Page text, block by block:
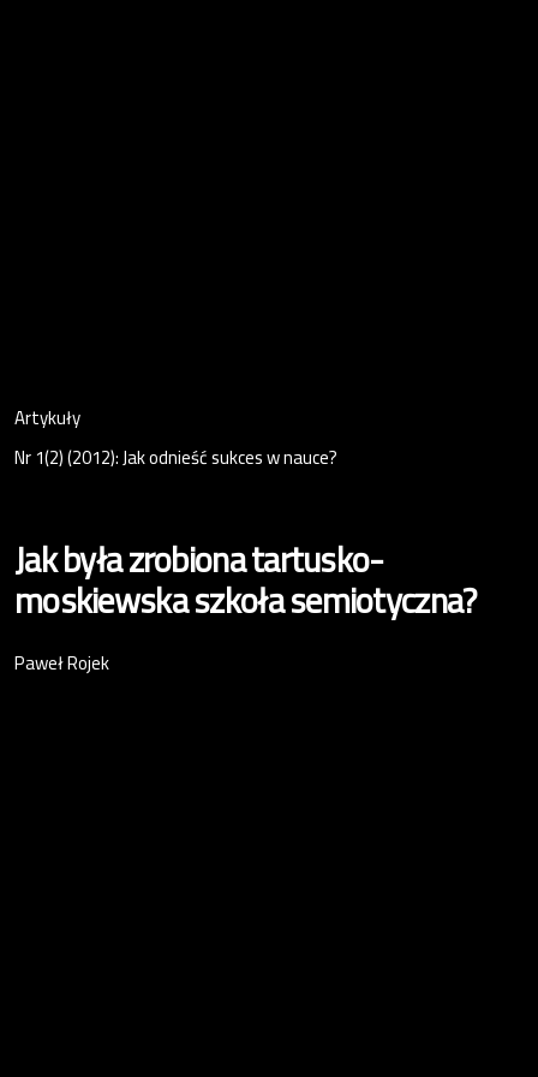
Artykuły
Nr 1(2) (2012): Jak odnieść sukces w nauce?
Jak była zrobiona tartusko-
moskiewska szkoła semiotyczna?
Paweł Rojek